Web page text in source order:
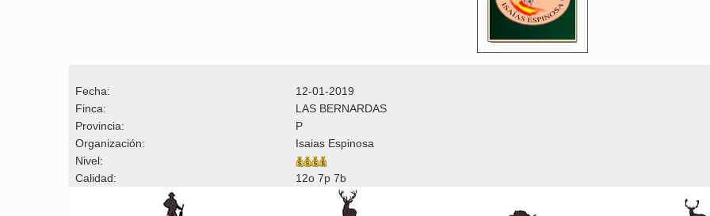
Fecha:
12-01-2019
Finca:
LAS BERNARDAS
Provincia:
P
Organización:
Isaias Espinosa
Nivel:
Calidad:
12o 7p 7b